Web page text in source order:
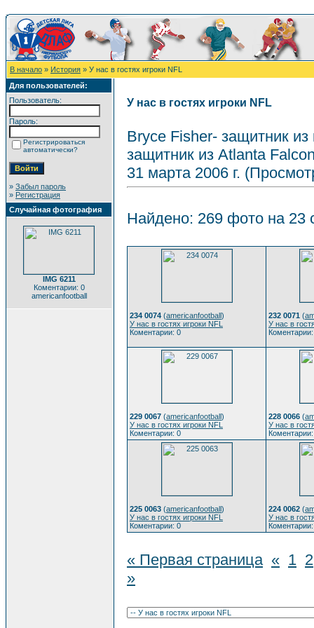
В начало » История » У нас в гостях игроки NFL
Для пользователей:
Пользователь:
Пароль:
Регистрироваться
автоматически?
» Забыл пароль
» Регистрация
Случайная фотография
IMG 6211
Коментарии: 0
americanfootball
У нас в гостях игроки NFL
Bryce Fisher- защитник
защитник из Atlanta
31 марта 2006 г.
Найдено: 269 фото на 23
234 0074 (americanfootball)
У нас в гостях игроки NFL
Коментарии: 0
232 0071 (
У нас в
229 0067 (americanfootball)
У нас в гостях игроки NFL
Коментарии: 0
228 0066 (
У нас в
225 0063 (americanfootball)
У нас в гостях игроки NFL
Коментарии: 0
224 0062 (
У нас в
« Первая страница « 1 2
»